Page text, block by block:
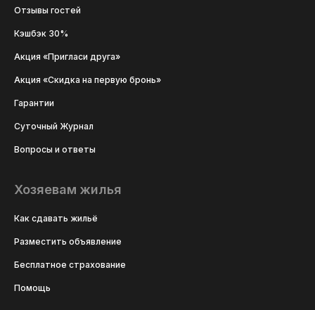
Отзывы гостей
Кэшбэк 30%
Акция «Пригласи друга»
Акция «Скидка на первую бронь»
Гарантии
Суточный Журнал
Вопросы и ответы
Хозяевам жилья
Как сдавать жильё
Разместить объявление
Бесплатное страхование
Помощь